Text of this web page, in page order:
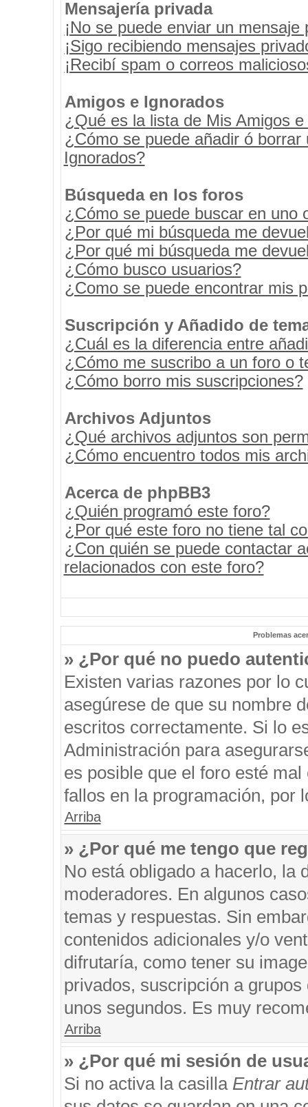
Mensajería privada
¡No se puede enviar un mensaje
¡Sigo recibiendo mensajes
¡Recibí spam o correos
Amigos e Ignorados
¿Qué es la lista de Mis Amigos
¿Cómo se puede añadir ó
Ignorados?
Búsqueda en los foros
¿Cómo se puede buscar en uno
¿Por qué mi búsqueda me
¿Por qué mi búsqueda me
¿Cómo busco usuarios?
¿Como se puede encontrar mis
Suscripción y Añadido de
¿Cuál es la diferencia entre
¿Cómo me suscribo a un foro o
¿Cómo borro mis suscripciones?
Archivos Adjuntos
¿Qué archivos adjuntos son
¿Cómo encuentro todos mis
Acerca de phpBB3
¿Quién programó este foro?
¿Por qué este foro no tiene tal
¿Con quién se puede contactar
relacionados con este foro?
Problemas
» ¿Por qué no puedo
Existen varias razones por lo
asegúrese de que su nombre
escritos correctamente. Si lo
Administración para
es posible que el foro esté
fallos en la programación, por
Arriba
» ¿Por qué me tengo que
No está obligado a hacerlo, la
moderadores. En algunos
temas y respuestas. Sin
contenidos adicionales y/o
difrutaría, como tener su
privados, suscripción a
unos segundos. Es muy
Arriba
» ¿Por qué mi sesión de
Si no activa la casilla Entrar